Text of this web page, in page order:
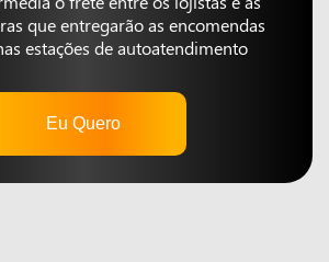
que entregarão as encomendas
estações de autoatendimento
Eu Quero